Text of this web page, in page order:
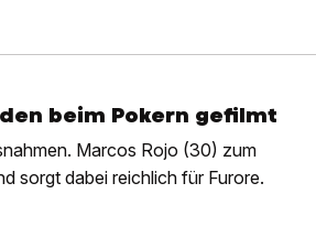
beim Pokern gefilmt
Marcos Rojo (30) zum
sorgt dabei reichlich für Furore.